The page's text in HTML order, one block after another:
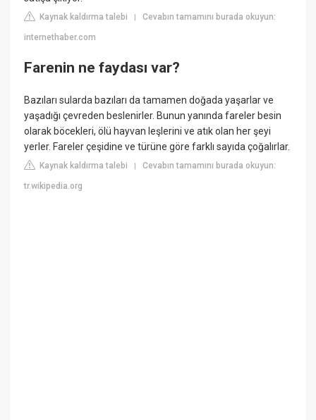
Kaynak kaldırma talebi |Cevabın tamamını burada okuyun:
internethaber.com
Farenin ne faydası var?
Bazıları sularda bazıları da tamamen doğada yaşarlar ve
yaşadığı çevreden beslenirler. Bunun yanında fareler besin
olarak böcekleri, ölü hayvan leşlerini ve atık olan her şeyi
yerler. Fareler çeşidine ve türüne göre farklı sayıda çoğalırlar.
Kaynak kaldırma talebi |Cevabın tamamını burada okuyun:
tr.wikipedia.org